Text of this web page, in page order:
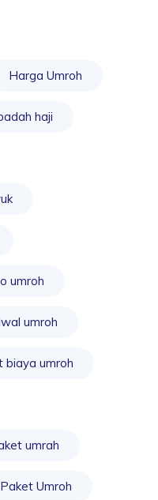
Harga Umroh
haji
umroh
umroh
biaya umroh
umrah
Paket Umroh